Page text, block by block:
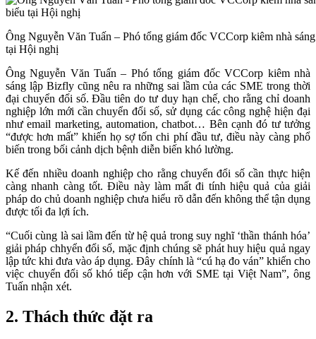
Ông Nguyễn Văn Tuấn – Phó tổng giám đốc VCCorp kiêm nhà
tại Hội nghị
Ông Nguyễn Văn Tuấn – Phó tổng giám đốc VCCorp kiêm nhà
sáng lập Bizfly cũng nêu ra những sai lầm của các SME trong thời
đại chuyển đổi số. Đầu tiên do tư duy hạn chế, cho rằng chỉ doanh
nghiệp lớn mới cần chuyển đổi số, sử dụng các công nghệ hiện đại
như email marketing, automation, chatbot… Bên cạnh đó tư tưởng
“được hơn mất” khiến họ sợ tốn chi phí đầu tư, điều này càng phổ
biến trong bối cảnh dịch bệnh diễn biến khó lường.
Kế đến nhiều doanh nghiệp cho rằng chuyển đổi số cần thực hiện
càng nhanh càng tốt. Điều này làm mất đi tính hiệu quả của giải
pháp do chủ doanh nghiệp chưa hiểu rõ dẫn đến không thể tận dụng
được tối đa lợi ích.
“Cuối cùng là sai lầm đến từ hệ quả trong suy nghĩ ‘thần thánh hóa’
giải pháp chhyển đổi số, mặc định chúng sẽ phát huy hiệu quả ngay
lập tức khi đưa vào áp dụng. Đây chính là “cú hạ đo ván” khiến cho
việc chuyển đổi số khó tiếp cận hơn với SME tại Việt Nam”, ông
Tuấn nhận xét.
2. Thách thức đặt ra